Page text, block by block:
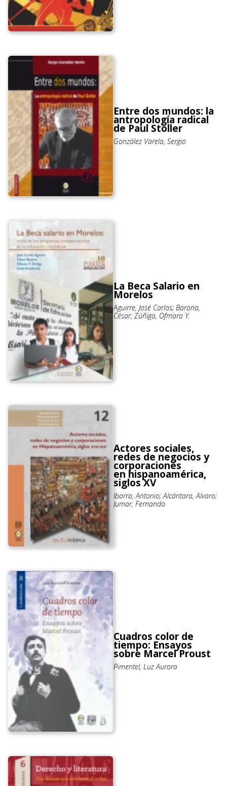
Entre dos mundos: la
antropología radical
de Paul Stoller
González Varela, Sergio
La Beca Salario en
Morelos
Aguirre, José Carlos; Barona,
César; Zúñiga, Ofmara Y.
Actores sociales,
redes de negocios y
corporaciones
en hispanoamérica,
siglos XV
Ibarra, Antonio; Alcántara, Alvaro;
Jumar, Fernando
Cuadros color de
tiempo: Ensayos
sobre Marcel Proust
Pimentel, Luz Aurora